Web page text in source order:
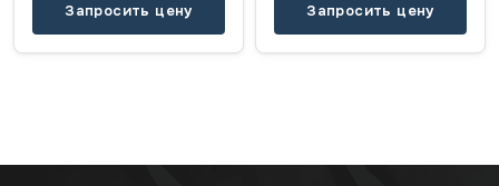
Запросить цену Запросить цену